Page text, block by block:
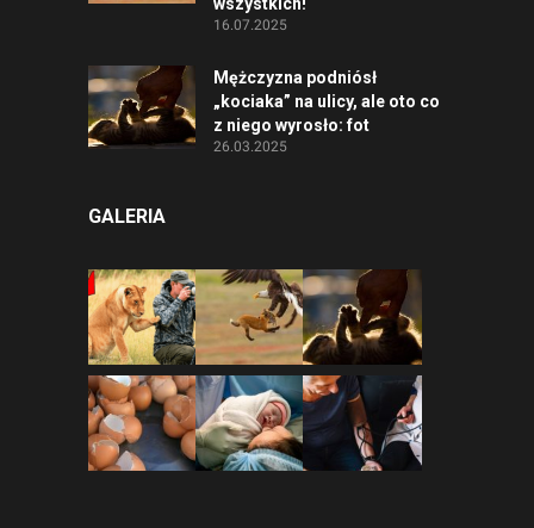
16.07.2025
Mężczyzna podniósł
„kociaka” na ulicy, ale oto co
z niego wyrosło: fot
26.03.2025
GALERIA